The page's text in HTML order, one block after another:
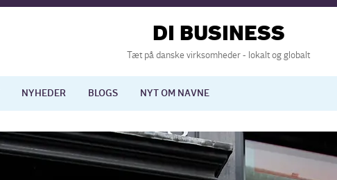
DI BUSINESS
Tæt på danske virksomheder - lokalt og globalt
NYHEDER BLOGS NYT OM NAVNE
Digitalisering International